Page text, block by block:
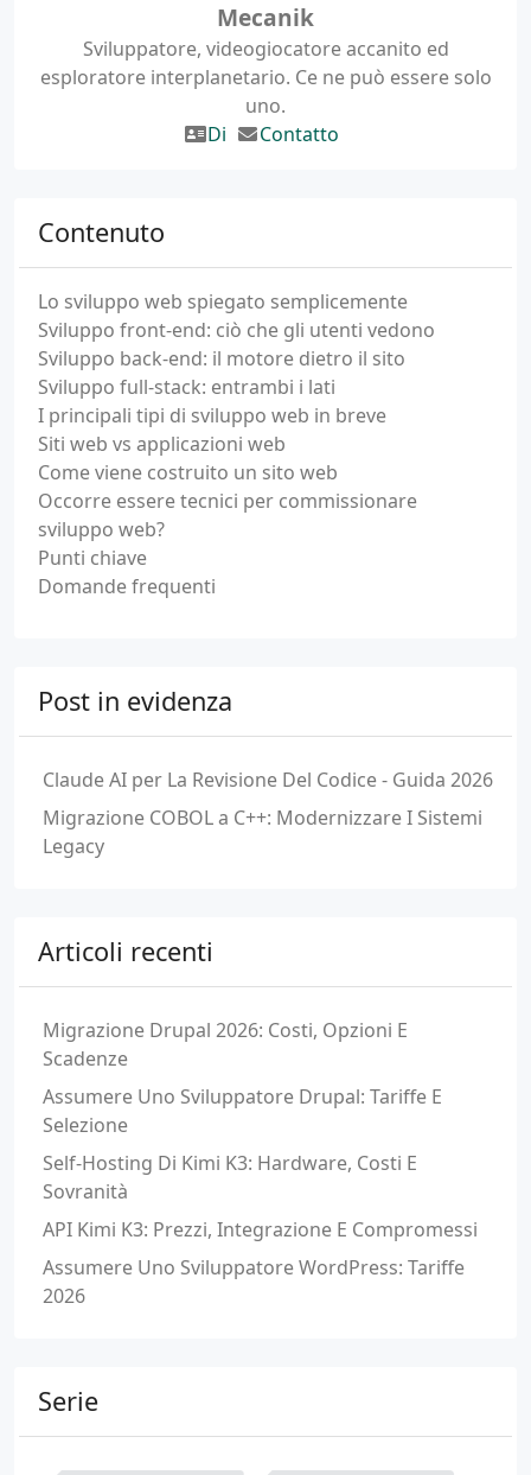
Mecanik
Sviluppatore, videogiocatore accanito ed
esploratore interplanetario. Ce ne può essere solo
uno.
Di
Contatto
Contenuto
Lo sviluppo web spiegato semplicemente
Sviluppo front-end: ciò che gli utenti vedono
Sviluppo back-end: il motore dietro il sito
Sviluppo full-stack: entrambi i lati
I principali tipi di sviluppo web in breve
Siti web vs applicazioni web
Come viene costruito un sito web
Occorre essere tecnici per commissionare
sviluppo web?
Punti chiave
Domande frequenti
Post in evidenza
Claude AI per La Revisione Del Codice - Guida 2026
Migrazione COBOL a C++: Modernizzare I Sistemi
Legacy
Articoli recenti
Migrazione Drupal 2026: Costi, Opzioni E
Scadenze
Assumere Uno Sviluppatore Drupal: Tariffe E
Selezione
Self-Hosting Di Kimi K3: Hardware, Costi E
Sovranità
API Kimi K3: Prezzi, Integrazione E Compromessi
Assumere Uno Sviluppatore WordPress: Tariffe
2026
Serie